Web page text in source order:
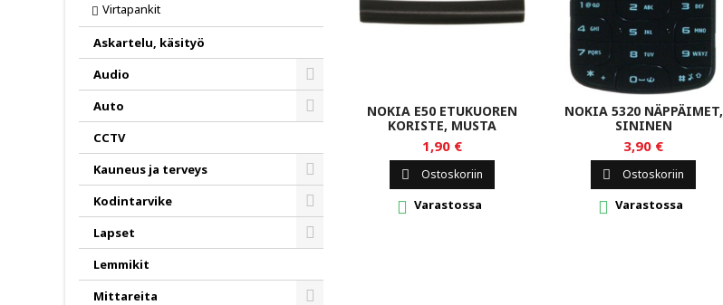
Virtapankit
Askartelu, käsityö
Audio
Toggle
Auto
CCTV
Kauneus ja terveys
Toggle
Kodintarvike
Toggle
Lapset
Lemmikit
Mittareita
NOKIA E50 ETUKUOREN
KORISTE, MUSTA
1,90 €
 Ostoskoriin
 Varastossa
NOKIA 5320 NÄPPÄIMET,
SININEN
3,90 €
 Ostoskoriin
 Varastossa